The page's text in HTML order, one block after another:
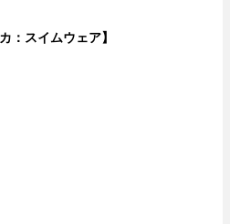
：スイムウェア】